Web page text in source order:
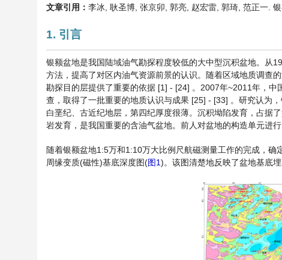
文章引用： 李冰, 耿圣博, 张京卯, 郭亮, 赵宏雷, 郭琦, 范正一.
1. 引言
银额盆地是我国陆域油气勘探程度较低的大中型沉积盆地。从
方法，提高了对区内油气资源前景的认识。随着区域地质调查
勘探目的层提供了重要的依据 ‎[1] - ‎[24] 。2007年~2011年，
查，取得了一批重要的地质认识与成果 ‎[25] - ‎[33] 。研究认为
白垩纪、古近纪地层，第四纪厚度很薄。沉积坳陷发育，占据
岩发育，是我国重要的含油气盆地。前人对盆地的构造单元进
随着银额盆地1:5万和1:10万大比例尺航磁测量工作的完成，
周缘变质(磁性)基底深度图(图1)。该图清楚地反映了盆地基底埋